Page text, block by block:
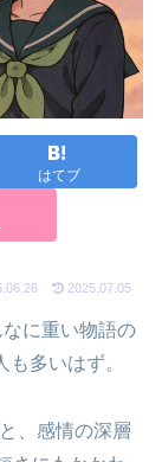
はてブ
2025.07.05
なに重い物語の
多いはず。
、感情の深層